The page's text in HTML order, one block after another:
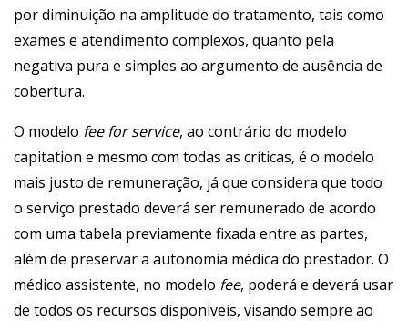
por diminuição na amplitude do tratamento, tais como
exames e atendimento complexos, quanto pela
negativa pura e simples ao argumento de ausência de
cobertura.
O modelo fee for service, ao contrário do modelo
capitation e mesmo com todas as críticas, é o modelo
mais justo de remuneração, já que considera que todo
o serviço prestado deverá ser remunerado de acordo
com uma tabela previamente fixada entre as partes,
além de preservar a autonomia médica do prestador. O
médico assistente, no modelo fee, poderá e deverá usar
de todos os recursos disponíveis, visando sempre ao